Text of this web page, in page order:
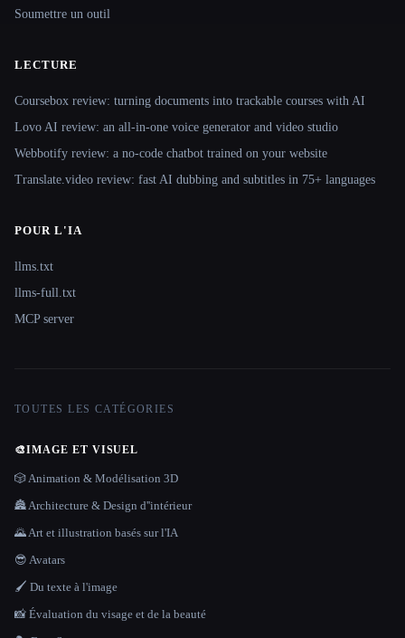
Soumettre un outil
LECTURE
Coursebox review: turning documents into trackable courses with AI
Lovo AI review: an all-in-one voice generator and video studio
Webbotify review: a no-code chatbot trained on your website
Translate.video review: fast AI dubbing and subtitles in 75+ languages
POUR L'IA
llms.txt
llms-full.txt
MCP server
TOUTES LES CATÉGORIES
🎨IMAGE ET VISUEL
🎲 Animation & Modélisation 3D
🏯 Architecture & Design d''intérieur
🌄 Art et illustration basés sur l'IA
😎 Avatars
🖌️ Du texte à l'image
📸 Évaluation du visage et de la beauté